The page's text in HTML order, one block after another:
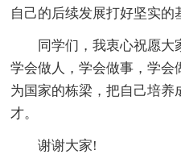
自己的后续发展打好坚实的
同学们，我衷心祝愿大
学会做人，学会做事，学
为国家的栋梁，把自己培养
才。
谢谢大家!